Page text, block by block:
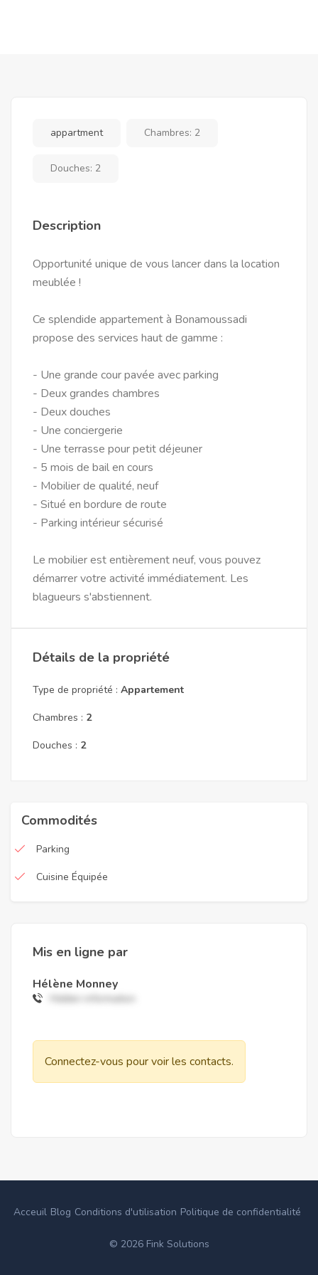
appartment Chambres: 2
Douches: 2
Description
Opportunité unique de vous lancer dans la location
meublée !
Ce splendide appartement à Bonamoussadi
propose des services haut de gamme :
- Une grande cour pavée avec parking
- Deux grandes chambres
- Deux douches
- Une conciergerie
- Une terrasse pour petit déjeuner
- 5 mois de bail en cours
- Mobilier de qualité, neuf
- Situé en bordure de route
- Parking intérieur sécurisé
Le mobilier est entièrement neuf, vous pouvez
démarrer votre activité immédiatement. Les
blagueurs s'abstiennent.
Détails de la propriété
Type de propriété : Appartement
Chambres : 2
Douches : 2
Commodités
Parking
Cuisine Équipée
Mis en ligne par
Hélène Monney
Hidden information
Connectez-vous pour voir les contacts.
Acceuil Blog Conditions d'utilisation Politique de confidentialité
© 2026 Fink Solutions